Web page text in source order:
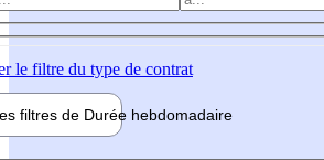
le filtre du type de contrat
filtres de Durée hebdomadaire